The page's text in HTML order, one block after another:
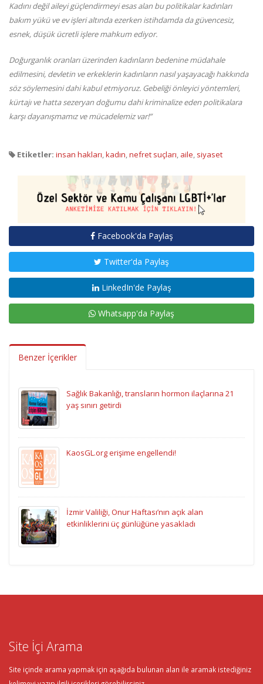
Kadını değil aileyi güçlendirmeyi esas alan bu politikalar kadınları
bakım yükü ve ev işleri altında ezerken istihdamda da güvencesiz,
esnek, düşük ücretli işlere mahkum ediyor.
Doğurganlık oranları üzerinden kadınların bedenine müdahale
edilmesini, devletin ve erkeklerin kadınların nasıl yaşayacağı hakkında
söz söylemesini dahi kabul etmiyoruz. Gebeliği önleyici yöntemleri,
kürtajı ve hatta sezeryan doğumu dahi kriminalize eden politikalara
karşı dayanışmamız ve mücadelemiz var!”
Etiketler: insan hakları,kadın,nefret suçları, aile, siyaset
Facebook'da Paylaş
Twitter'da Paylaş
LinkedIn'de Paylaş
Whatsapp'da Paylaş
Benzer İçerikler
Sağlık Bakanlığı, transların hormon ilaçlarına 21
yaş sınırı getirdi
KaosGL.org erişime engellendi!
İzmir Valiliği, Onur Haftası’nın açık alan
etkinliklerini üç günlüğüne yasakladı
Site İçi Arama
Site içinde arama yapmak için aşağıda bulunan alan ile aramak istediğiniz